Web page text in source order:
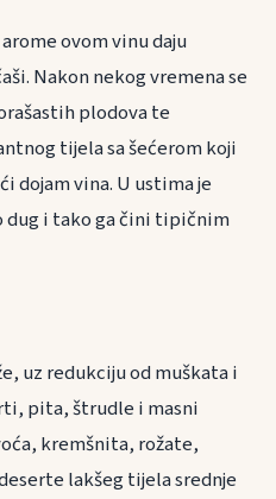
ovom vinu daju
Nakon nekog vremena se
plodova te
tijela sa šećerom koji
dojam vina. U ustima je
dug i tako ga čini tipičnim
uz redukciju od muškata i
pita, štrudle i masni
kremšnita, rožate,
lakšeg tijela srednje